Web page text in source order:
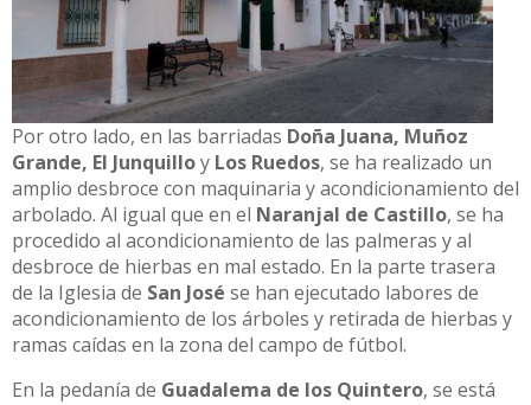
Por otro lado, en las barriadas Doña Juana, Muñoz
Grande, El Junquilloy Los Ruedos, se ha realizado un
amplio desbroce con maquinaria y acondicionamiento del
arbolado. Al igual que en el Naranjal de Castillo, se ha
procedido al acondicionamiento de las palmeras y al
desbroce de hierbas en mal estado. En la parte trasera
de la Iglesia de San José se han ejecutado labores de
acondicionamiento de los árboles y retirada de hierbas y
ramas caídas en la zona del campo de fútbol.
En la pedanía de Guadalema de los Quintero, se está